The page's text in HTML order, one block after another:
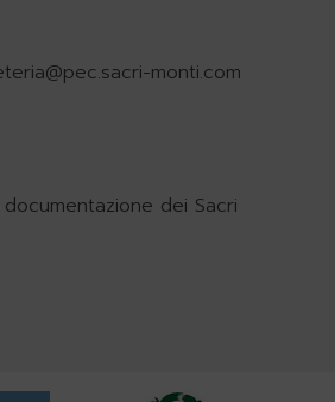
monti.com
dei Sacri